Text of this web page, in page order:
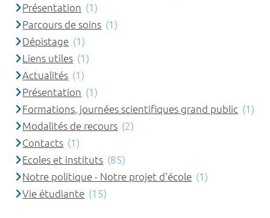
Présentation (1)
Parcours de soins (1)
Dépistage (1)
Liens utiles (1)
Actualités (1)
Présentation (1)
Formations, journées scientifiques grand public (1)
Modalités de recours (2)
Contacts (1)
Ecoles et instituts (85)
Notre politique - Notre projet d'école (1)
Vie étudiante (15)